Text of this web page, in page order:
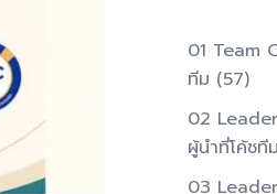
01 Team
ทีม (57)
02
ผู้นำที่โค้ชที
03